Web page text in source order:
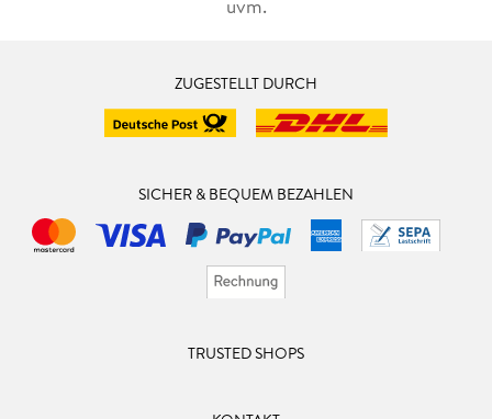
uvm.
ZUGESTELLT DURCH
SICHER & BEQUEM BEZAHLEN
TRUSTED SHOPS